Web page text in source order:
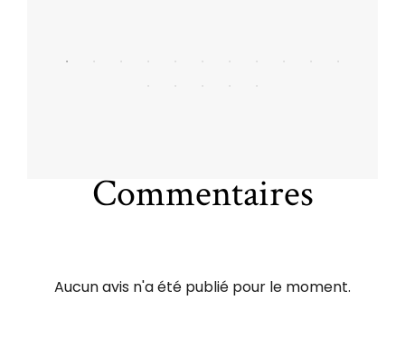
Commentaires
Aucun avis n'a été publié pour le moment.